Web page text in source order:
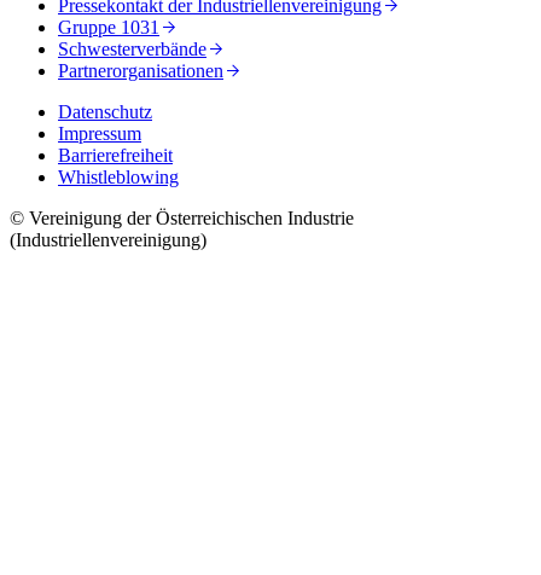
Pressekontakt der Industriellenvereinigung
Gruppe 1031
Schwesterverbände
Partnerorganisationen
Datenschutz
Impressum
Barrierefreiheit
Whistleblowing
© Vereinigung der Österreichischen Industrie
(Industriellenvereinigung)